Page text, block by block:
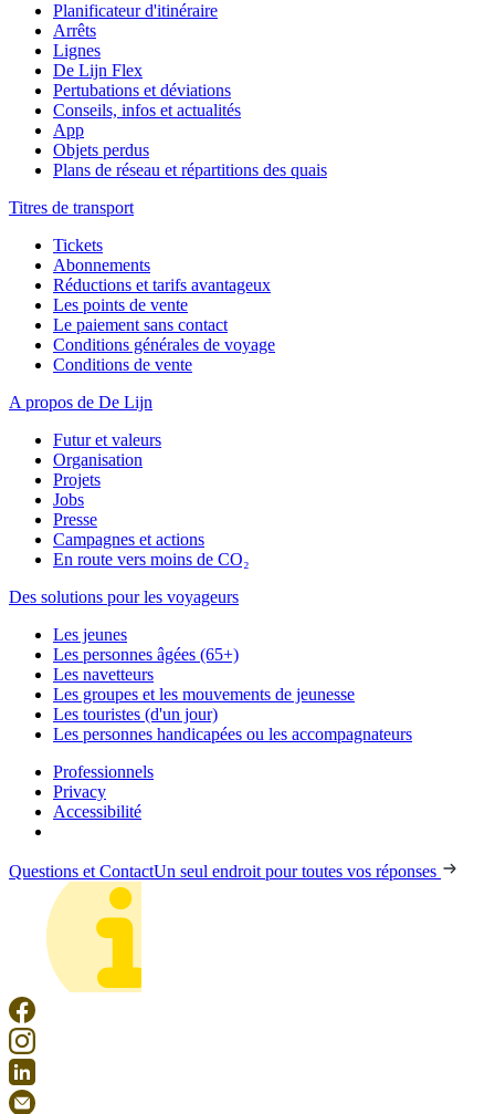
Planificateur d'itinéraire
Arrêts
Lignes
De Lijn Flex
Pertubations et déviations
Conseils, infos et actualités
App
Objets perdus
Plans de réseau et répartitions des quais
Titres de transport
Tickets
Abonnements
Réductions et tarifs avantageux
Les points de vente
Le paiement sans contact
Conditions générales de voyage
Conditions de vente
A propos de De Lijn
Futur et valeurs
Organisation
Projets
Jobs
Presse
Campagnes et actions
En route vers moins de CO₂
Des solutions pour les voyageurs
Les jeunes
Les personnes âgées (65+)
Les navetteurs
Les groupes et les mouvements de jeunesse
Les touristes (d'un jour)
Les personnes handicapées ou les accompagnateurs
Professionnels
Privacy
Accessibilité
Questions et ContactUn seul endroit pour toutes vos réponses